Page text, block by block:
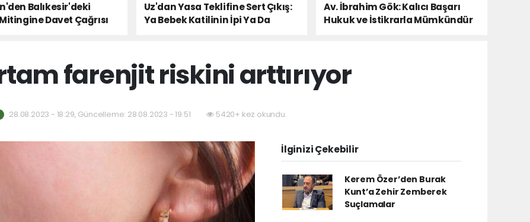
Balıkesir'deki
Davet Çağrısı
Uz'dan Yasa Teklifine Sert Çıkış:
Ya Bebek Katilinin İpi Ya Da
Av. İbrahim Gök: Kalıcı Başarı
Hukuk ve İstikrarla Mümkündür
farenjit riskini arttırıyor
28.08.2023 - 18:29, Güncelleme: 28.08.2023 - 19:51 5420+ kez okundu.
İlginizi Çekebilir
Kerem Özer’den Burak
Kunt’a Zehir Zemberek
Suçlamalar